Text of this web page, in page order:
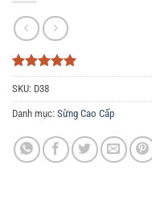
5trên 5
dựa trên
3
đánh giá
SKU: D38
Danh mục: Sừng Cao Cấp